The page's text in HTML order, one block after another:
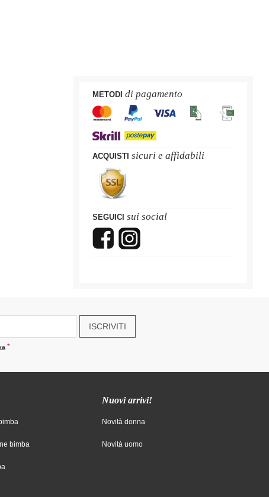
METODIdi pagamento
ACQUISTIsicuri e affidabili
SEGUICIsui social
ISCRIVITI
bimba
Nuovi arrivi!
Novità donna
Novità uomo